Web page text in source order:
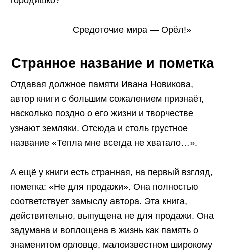
Средоточие мира — Орёл!»
Странное название и пометка
Отдавая должное памяти Ивана Новикова,
автор книги с большим сожалением признаёт,
насколько поздно о его жизни и творчестве
узнают земляки. Отсюда и столь грустное
название «Тепла мне всегда не хватало…».
А ещё у книги есть странная, на первый взгляд,
пометка: «Не для продажи». Она полностью
соответствует замыслу автора. Эта книга,
действительно, выпущена не для продажи. Она
задумана и воплощена в жизнь как память о
знаменитом орловце, малоизвестном широкому